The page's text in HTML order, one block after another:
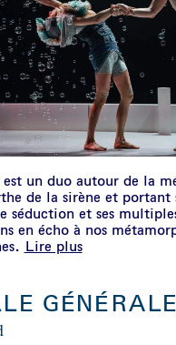
un duo autour de la
de la sirène et
séduction et ses
en écho à nos
Lire plus
GÉNÉRALE